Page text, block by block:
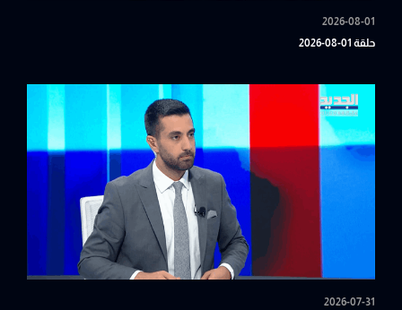
2026-08-01
حلقة 01-08-2026
2026-07-31